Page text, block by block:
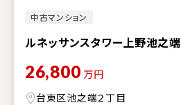
中古マンション
ルネッサンスタワー上野池之端
26,800 万円
台東区池之端２丁目